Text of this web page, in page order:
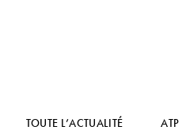
TOUTE L’ACTUALITÉ ATP